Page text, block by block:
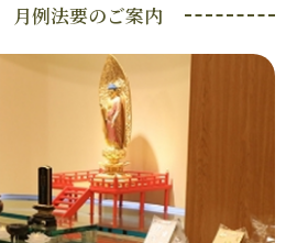
例法要のご案内